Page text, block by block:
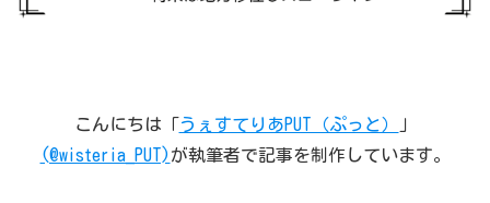
こんにちは「うぇすてりあPUT（ぷっと）
」
(@wisteria_PUT)が執筆者で記事を制作しています。